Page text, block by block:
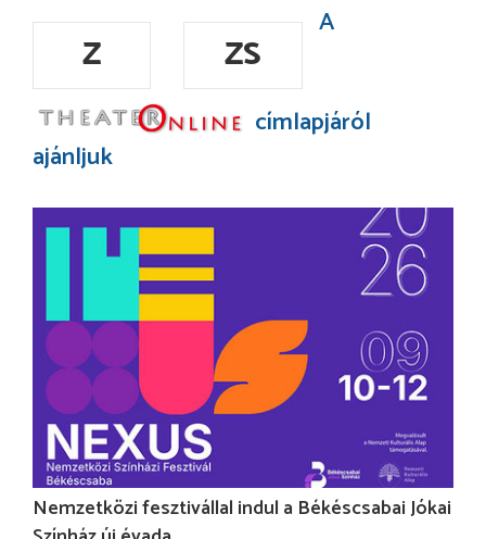
Z
ZS
A
címlapjáról
ajánljuk
Nemzetközi fesztivállal indul a Békéscsabai Jókai